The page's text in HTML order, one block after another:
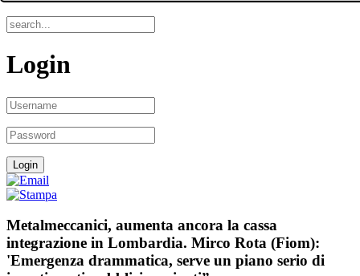
Login
Metalmeccanici, aumenta ancora la cassa
integrazione in Lombardia. Mirco Rota (Fiom):
'Emergenza drammatica, serve un piano serio di